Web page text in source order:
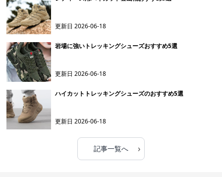
更新日2026-06-18
岩場に強いトレッキングシューズおすすめ5選
更新日2026-06-18
ハイカットトレッキングシューズのおすすめ5選
更新日2026-06-18
記事一覧へ ›